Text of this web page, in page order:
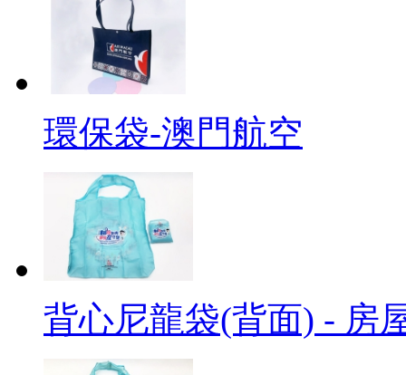
環保袋-澳門航空
背心尼龍袋(背面) - 房